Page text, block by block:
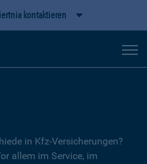
kontaktieren
in Kfz-Versicherungen?
allem im Service, im